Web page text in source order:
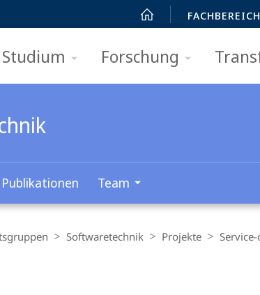
Studium Forschung
Publikationen Team
Softwaretechnik Projekte